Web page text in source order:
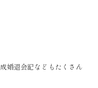
婚退会記などもたくさん